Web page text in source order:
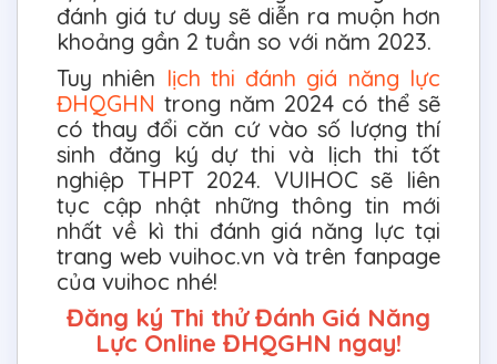
đánh giá tư duy sẽ diễn ra muộn hơn
khoảng gần 2 tuần so với năm 2023.
Tuy nhiên lịch thi đánh giá năng lực
ĐHQGHN trong năm 2024 có thể sẽ
có thay đổi căn cứ vào số lượng thí
sinh đăng ký dự thi và lịch thi tốt
nghiệp THPT 2024. VUIHOC sẽ liên
tục cập nhật những thông tin mới
nhất về kì thi đánh giá năng lực tại
trang web vuihoc.vn và trên fanpage
của vuihoc nhé!
Đăng ký Thi thử Đánh Giá Năng
Lực Online ĐHQGHN ngay!